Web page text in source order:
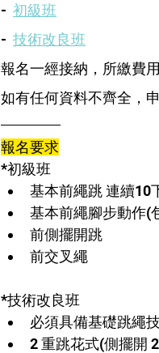
- 初級班
- 技術改良班
報名一經接納，所繳費
如有任何資料不齊全，
報名要求
*初級班
基本前繩跳 連續10
基本前繩腳步動作(
前側擺開跳
前交叉繩
*技術改良班
必須具備基礎跳繩
2 重跳花式(側擺開